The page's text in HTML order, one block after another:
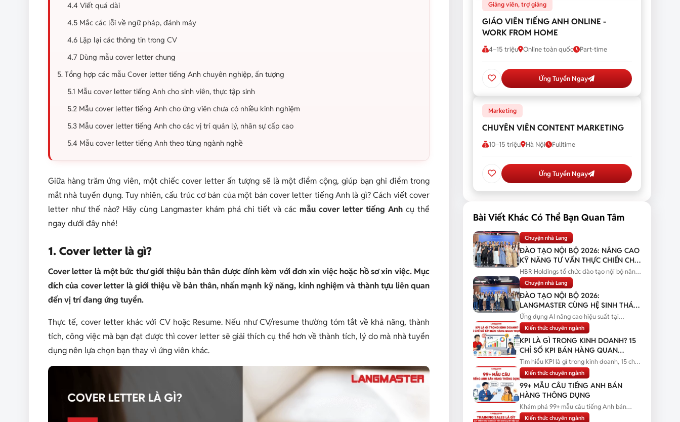
4.4 Viết quá dài
4.5 Mắc các lỗi về ngữ pháp, đánh máy
4.6 Lặp lại các thông tin trong CV
4.7 Dùng mẫu cover letter chung
5. Tổng hợp các mẫu Cover letter tiếng Anh chuyên nghiệp, ấn tượng
5.1 Mẫu cover letter tiếng Anh cho sinh viên, thực tập sinh
5.2 Mẫu cover letter tiếng Anh cho ứng viên chưa có nhiều kinh nghiệm
5.3 Mẫu cover letter tiếng Anh cho các vị trí quản lý, nhân sự cấp cao
5.4 Mẫu cover letter tiếng Anh theo từng ngành nghề
Giữa hàng trăm ứng viên, một chiếc cover letter ấn tượng sẽ là một điểm cộng, giúp bạn ghi điểm trong
mắt nhà tuyển dụng. Tuy nhiên, cấu trúc cơ bản của một bản cover letter tiếng Anh là gì? Cách viết cover
letter như thế nào? Hãy cùng Langmaster khám phá chi tiết và các mẫu cover letter tiếng Anh cụ thể
ngay dưới đây nhé!
1. Cover letter là gì?
Cover letter là một bức thư giới thiệu bản thân được đính kèm với đơn xin việc hoặc hồ sơ xin việc. Mục
đích của cover letter là giới thiệu về bản thân, nhấn mạnh kỹ năng, kinh nghiệm và thành tựu liên quan
đến vị trí đang ứng tuyển.
Thực tế, cover letter khác với CV hoặc Resume. Nếu như CV/resume thường tóm tắt về khả năng, thành
tích, công việc mà bạn đạt được thì cover letter sẽ giải thích cụ thể hơn về thành tích, lý do mà nhà tuyển
dụng nên lựa chọn bạn thay vì ứng viên khác.
Giảng viên, trợ giảng
GIÁO VIÊN TIẾNG ANH ONLINE -
WORK FROM HOME
4–15 triệu Online toàn quốc Part-time
Ứng Tuyển Ngay
Marketing
CHUYÊN VIÊN CONTENT MARKETING
10–15 triệu Hà Nội Fulltime
Ứng Tuyển Ngay
Bài Viết Khác Có Thể Bạn Quan Tâm
Chuyện nhà Lang
ĐÀO TẠO NỘI BỘ 2026: NÂNG CAO
KỸ NĂNG TƯ VẤN THỰC CHIẾN CHO
ĐỘI NGŨ SALES
HBR Holdings tổ chức đào tạo nội bộ nâng
cao kỹ năng tư vấn thực chiến...
Chuyện nhà Lang
ĐÀO TẠO NỘI BỘ 2026:
LANGMASTER CÙNG HỆ SINH THÁI
HBR HOLDINGS NÂNG CAO NĂNG
LỰC ỨNG DỤNG AI
Ứng dụng AI nâng cao hiệu suất tại
Langmaster qua chương trình đào tạo...
Kiến thức chuyên ngành
KPI LÀ GÌ TRONG KINH DOANH? 15
CHỈ SỐ KPI BÁN HÀNG QUAN
TRỌNG
Tìm hiểu KPI là gì trong kinh doanh, 15 chỉ
số KPI bán hàng quan trọng...
Kiến thức chuyên ngành
99+ MẪU CÂU TIẾNG ANH BÁN
HÀNG THÔNG DỤNG
Khám phá 99+ mẫu câu tiếng Anh bán
hàng thông dụng kèm tình huống thực...
Kiến thức chuyên ngành